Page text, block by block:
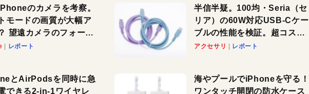
のカメラを考察。
モードの画質が大幅ア
望遠カメラのフォーカ
らにシャープに？
レポート
半信半疑。100均・Seria（セ
リア）の60W対応USB-Cケー
ブルの性能を検証。超コスパ
の1本を発見か？
アクセサリ レポート
とAirPodsを同時に急
できる2-in-1ワイヤレ
海やプールでiPhoneを守る！
ワンタッチ開閉の防水ケース